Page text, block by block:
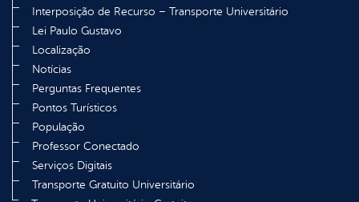
Interposição de Recurso – Transporte Universitário
Lei Paulo Gustavo
Localização
Notícias
Perguntas Frequentes
Pontos Turísticos
População
Professor Conectado
Serviços Digitais
Transporte Gratuito Universitário